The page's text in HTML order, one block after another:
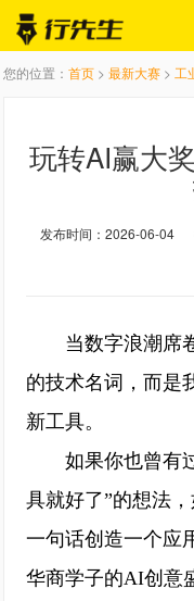
您的位置： 首页 > 最新大赛 > 工
玩转AI赢大
发布时间：2026-06-04
当数字浪潮席
的技术名词，而是
新工具。
如果你也曾有过
具就好了”的想法
一句话创造一个应
华商学子的AI创意